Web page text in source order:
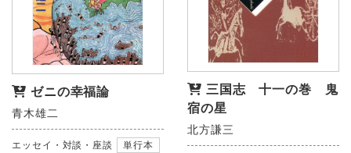
ゼニの幸福論
青木雄二
エッセイ・対談・座談 単行本
三国志 十一の巻 鬼
宿の星
北方謙三